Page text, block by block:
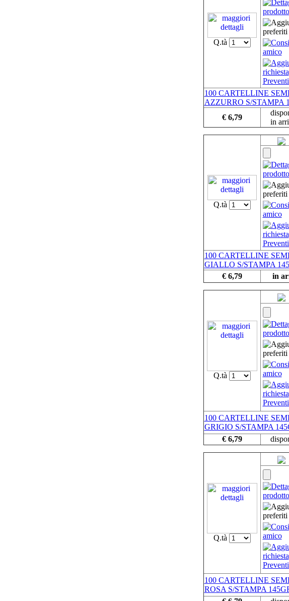
Q.tà
100 CARTELLINE
AZZURRO S/STAMPA
€ 6,79
in
Q.tà
100 CARTELLINE
GIALLO S/STAMPA
€ 6,79
in
Q.tà
100 CARTELLINE
GRIGIO S/STAMPA
€ 6,79
Q.tà
100 CARTELLINE
ROSA S/STAMPA